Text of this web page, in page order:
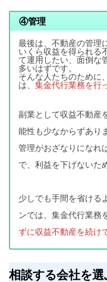
④管理
最後は、不動産の管理
いくら収益を得られる
て運用したい、面倒な
多いはずです。
そんな人たちのために
は、 集金代行業務を行
副業として収益不動産
能性も少なからずあり
管理がおざなりになれ
で、利益を下げないた
少しでも手間を省ける
ンでは、集金代行業務
ずに収益不動産を続け
相談する会社を選